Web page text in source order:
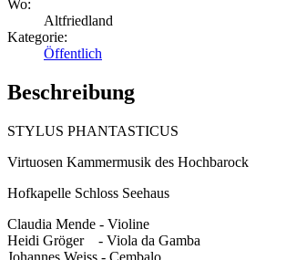
Wo:
Altfriedland
Kategorie:
Öffentlich
Beschreibung
STYLUS PHANTASTICUS
Virtuosen Kammermusik des Hochbarock
Hofkapelle Schloss Seehaus
Claudia Mende - Violine
Heidi Gröger - Viola da Gamba